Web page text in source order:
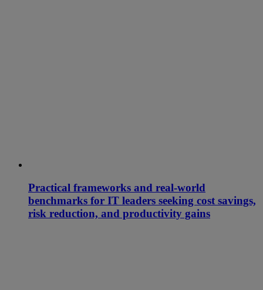
Practical frameworks and real-world
benchmarks for IT leaders seeking cost savings,
risk reduction, and productivity gains